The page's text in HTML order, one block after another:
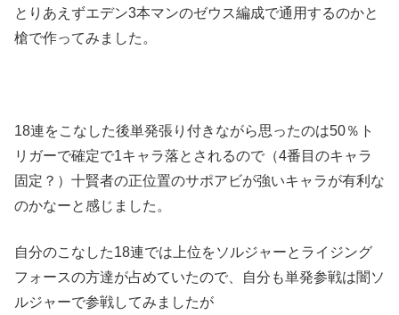
とりあえずエデン3本マンのゼウス編成で通用するのかと
槍で作ってみました。
18連をこなした後単発張り付きながら思ったのは50％ト
リガーで確定で1キャラ落とされるので（4番目のキャラ
固定？）十賢者の正位置のサポアビが強いキャラが有利な
のかなーと感じました。
自分のこなした18連では上位をソルジャーとライジング
フォースの方達が占めていたので、自分も単発参戦は闇ソ
ルジャーで参戦してみましたが